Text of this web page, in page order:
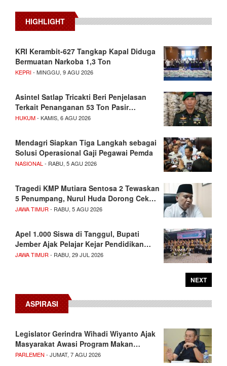
HIGHLIGHT
KRI Kerambit-627 Tangkap Kapal Diduga
Bermuatan Narkoba 1,3 Ton
KEPRI- MINGGU, 9 AGU 2026
Asintel Satlap Tricakti Beri Penjelasan
Terkait Penanganan 53 Ton Pasir…
HUKUM- KAMIS, 6 AGU 2026
Mendagri Siapkan Tiga Langkah sebagai
Solusi Operasional Gaji Pegawai Pemda
NASIONAL- RABU, 5 AGU 2026
Tragedi KMP Mutiara Sentosa 2 Tewaskan
5 Penumpang, Nurul Huda Dorong Cek…
JAWA TIMUR- RABU, 5 AGU 2026
Apel 1.000 Siswa di Tanggul, Bupati
Jember Ajak Pelajar Kejar Pendidikan…
JAWA TIMUR- RABU, 29 JUL 2026
NEXT
ASPIRASI
Legislator Gerindra Wihadi Wiyanto Ajak
Masyarakat Awasi Program Makan…
PARLEMEN - JUMAT, 7 AGU 2026